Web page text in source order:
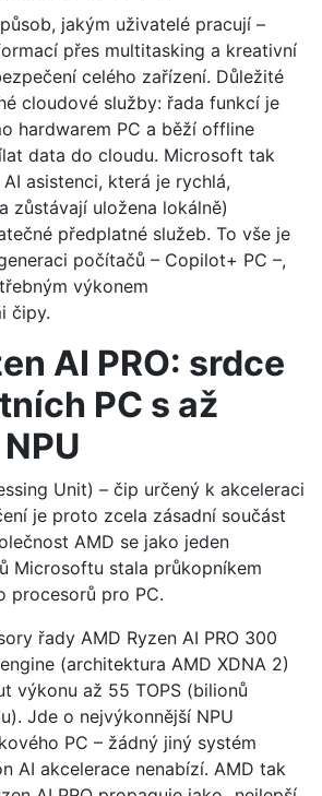
jakým uživatelé pracují –
přes multitasking a kreativní
celého zařízení. Důležité
cloudové služby: řada funkcí je
hardwarem PC a běží offline
data do cloudu. Microsoft tak
asistenci, která je rychlá,
zůstávají uložena lokálně)
předplatné služeb. To vše je
počítačů – Copilot+ PC –,
výkonem
čipy.
AI PRO: srdce
PC s až
Unit) – čip určený k akceleraci
je proto zcela zásadní součást
AMD se jako jeden
Microsoftu stala průkopníkem
procesorů pro PC.
řady AMD Ryzen AI PRO 300
(architektura AMD XDNA 2)
výkonu až 55 TOPS (bilionů
Jde o nejvýkonnější NPU
PC – žádný jiný systém
AI akcelerace nenabízí. AMD tak